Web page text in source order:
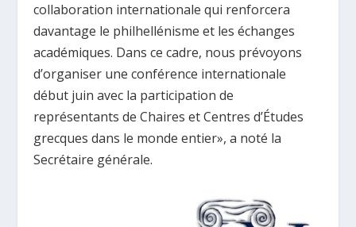
collaboration internationale qui renforcera
davantage le philhellénisme et les échanges
académiques. Dans ce cadre, nous prévoyons
d’organiser une conférence internationale
début juin avec la participation de
représentants de Chaires et Centres d’Études
grecques dans le monde entier», a noté la
Secrétaire générale.